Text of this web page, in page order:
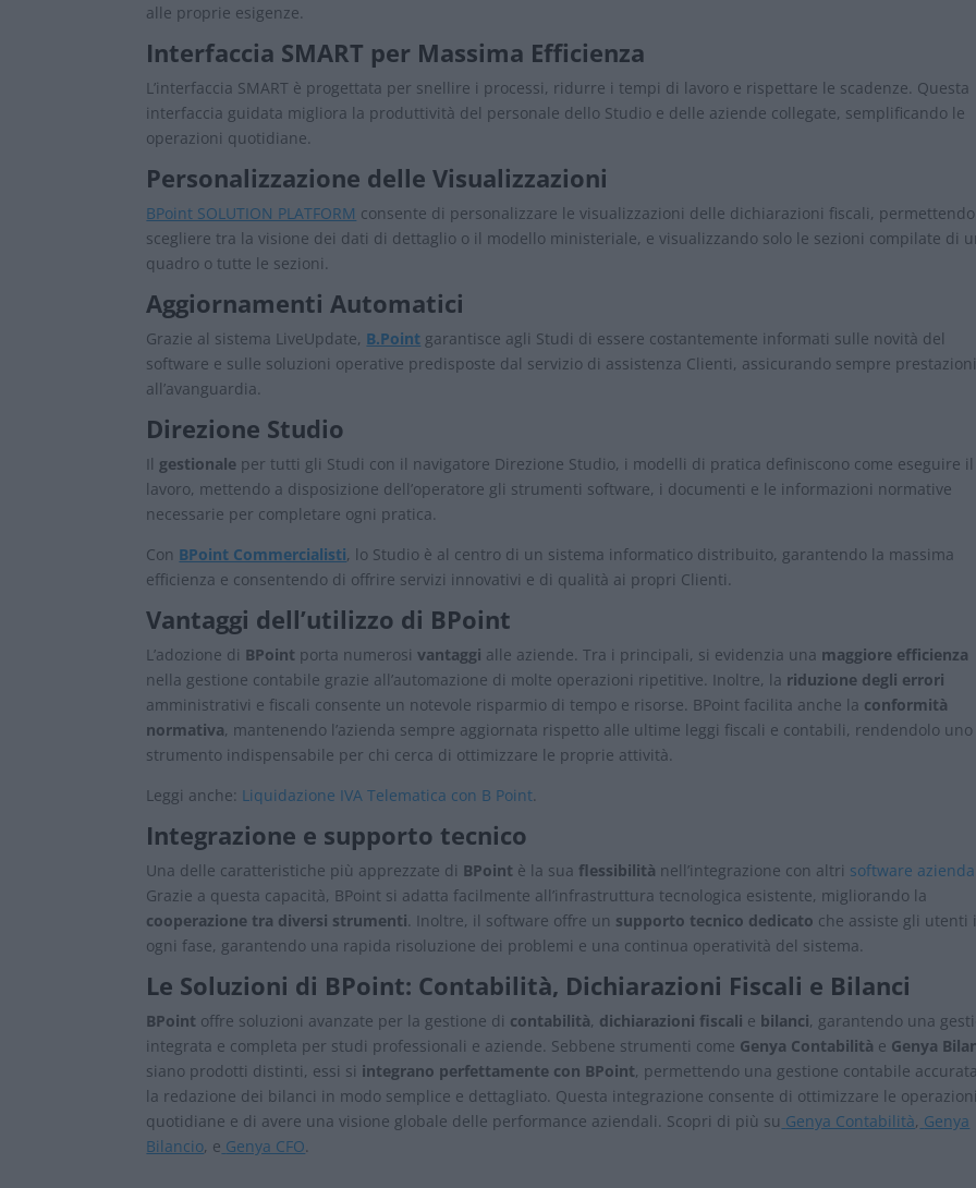
alle proprie esigenze.
Interfaccia SMART per Massima Efficienza
L’interfaccia SMART è progettata per snellire i processi, ridurre i tempi di lavoro e rispettare le scadenze. Questa
interfaccia guidata migliora la produttività del personale dello Studio e delle aziende collegate, semplificando le
operazioni quotidiane.
Personalizzazione delle Visualizzazioni
BPoint SOLUTION PLATFORM consente di personalizzare le visualizzazioni delle dichiarazioni fiscali,
scegliere tra la visione dei dati di dettaglio o il modello ministeriale, e visualizzando solo le sezioni compilate di
quadro o tutte le sezioni.
Aggiornamenti Automatici
Grazie al sistema LiveUpdate, B.Point garantisce agli Studi di essere costantemente informati sulle novità del
software e sulle soluzioni operative predisposte dal servizio di assistenza Clienti, assicurando sempre
all’avanguardia.
Direzione Studio
Il gestionale per tutti gli Studi con il navigatore Direzione Studio, i modelli di pratica definiscono come eseguire il
lavoro, mettendo a disposizione dell’operatore gli strumenti software, i documenti e le informazioni normative
necessarie per completare ogni pratica.
Con BPoint Commercialisti, lo Studio è al centro di un sistema informatico distribuito, garantendo la massima
efficienza e consentendo di offrire servizi innovativi e di qualità ai propri Clienti.
Vantaggi dell’utilizzo di BPoint
L’adozione di BPoint porta numerosivantaggi alle aziende. Tra i principali, si evidenzia una maggiore efficienza
nella gestione contabile grazie all’automazione di molte operazioni ripetitive. Inoltre, la riduzione degli errori
amministrativi e fiscali consente un notevole risparmio di tempo e risorse. BPoint facilita anche la conformità
normativa, mantenendo l’azienda sempre aggiornata rispetto alle ultime leggi fiscali e contabili, rendendolo uno
strumento indispensabile per chi cerca di ottimizzare le proprie attività.
Leggi anche: Liquidazione IVA Telematica con B Point.
Integrazione e supporto tecnico
Una delle caratteristiche più apprezzate di BPoint è la sua flessibilità nell’integrazione con altri software
Grazie a questa capacità, BPoint si adatta facilmente all’infrastruttura tecnologica esistente, migliorando la
cooperazione tra diversi strumenti. Inoltre, il software offre un supporto tecnico dedicato che assiste gli utenti
ogni fase, garantendo una rapida risoluzione dei problemi e una continua operatività del sistema.
Le Soluzioni di BPoint: Contabilità, Dichiarazioni Fiscali e Bilanci
BPoint offre soluzioni avanzate per la gestione di contabilità, dichiarazioni fiscali e bilanci, garantendo una
integrata e completa per studi professionali e aziende. Sebbene strumenti come Genya Contabilità e Genya
siano prodotti distinti, essi si integrano perfettamente con BPoint, permettendo una gestione contabile
la redazione dei bilanci in modo semplice e dettagliato. Questa integrazione consente di ottimizzare le
quotidiane e di avere una visione globale delle performance aziendali. Scopri di più su Genya Contabilità, Genya
Bilancio, e Genya CFO.